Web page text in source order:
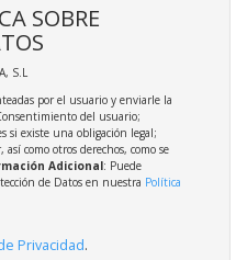
SOBRE
S.L
por el usuario y enviarle la
del usuario;
si existe una obligación legal;
como otros derechos, como se
Adicional: Puede
de Datos en nuestra Política
Privacidad.